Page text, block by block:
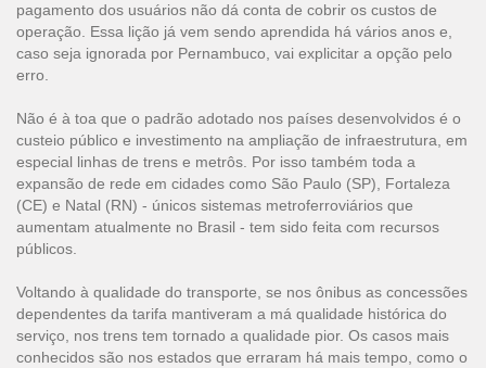
pagamento dos usuários não dá conta de cobrir os custos de
operação. Essa lição já vem sendo aprendida há vários anos e,
caso seja ignorada por Pernambuco, vai explicitar a opção pelo
erro.
Não é à toa que o padrão adotado nos países desenvolvidos é o
custeio público e investimento na ampliação de infraestrutura, em
especial linhas de trens e metrôs. Por isso também toda a
expansão de rede em cidades como São Paulo (SP), Fortaleza
(CE) e Natal (RN) - únicos sistemas metroferroviários que
aumentam atualmente no Brasil - tem sido feita com recursos
públicos.
Voltando à qualidade do transporte, se nos ônibus as concessões
dependentes da tarifa mantiveram a má qualidade histórica do
serviço, nos trens tem tornado a qualidade pior. Os casos mais
conhecidos são nos estados que erraram há mais tempo, como o